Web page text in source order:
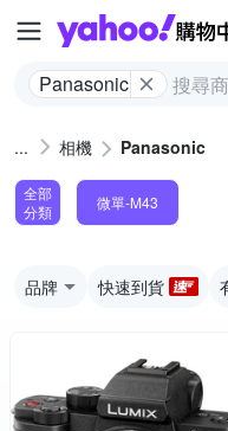
Panasonic
相機 Panasonic
全部
分類
微單-M43
品牌 快速到貨